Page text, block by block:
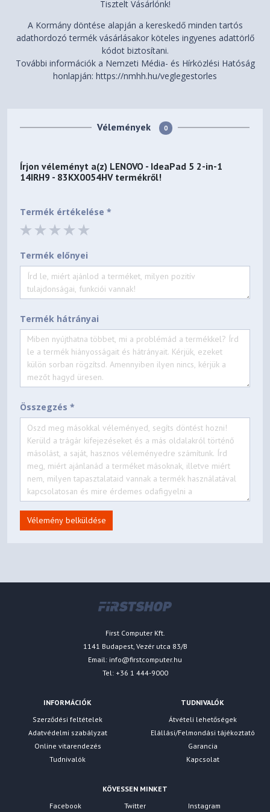
(Hardware Solution)
Mil-Spec Test
MIL-STD-810H military test
passed (21 test items)
MODEL INFORMATION
Country/Region Hungary
EAN / UPC / JAN
Announce Date
End of Support 2030-06-27
Tisztelt Vásárlónk!
A Kormány döntése alapján a kereskedő minden tartós
adathordozó termék vásárlásakor köteles ingyenes adattörlő
kódot biztosítani.
További információk a Nemzeti Média- és Hírközlési Hatóság
honlapján: https://nmhh.hu/veglegestorles
Vélemények 0
Írjon véleményt a(z) LENOVO - IdeaPad 5 2-in-1
14IRH9 - 83KX0054HVtermékről!
Termék értékelése *
Termék előnyei
Termék hátrányai
Összegzés *
Vélemény belküldése
First Computer Kft.
1141 Budapest, Vezér utca 83/B
Email: info@firstcomputer.hu
Tel: +36 1 444-9000
INFORMÁCIÓK
Szerződési feltételek
Adatvédelmi szabályzat
Online vitarendezés
Tudnivalók
TUDNIVALÓK
Átvételi lehetőségek
Elállási/Felmondási tájékoztató
Garancia
Kapcsolat
KÖVESSEN MINKET
Facebook
Twitter Instagram